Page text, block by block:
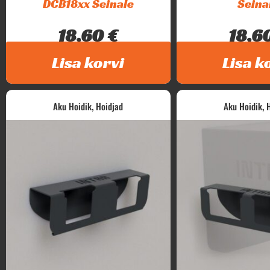
DCB18xx Seinale
18,60€
Intar Dewalt akude hoidik seinale...
Lisa korvi Intar Einhell akude
Lisa
Aku Hoidik, Hoidjad Aku Hoidik,